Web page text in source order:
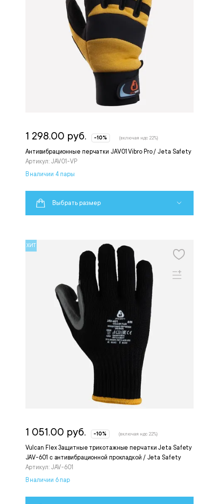
Антивибрационные перчатки JAV01 Vibro Pro / Jeta Safety
Артикул: JAV01-VP
1 298.00 руб. -10% (включая ндс 22%)
В наличии 4 пары
Выбрать размер
ХИТ
Vulcan Flex Защитные трикотажные перчатки Jeta Safety
JAV-601 с антивибрационной прокладкой / Jeta Safety
Артикул: JAV-601
1 051.00 руб. -10% (включая ндс 22%)
В наличии 6 пар